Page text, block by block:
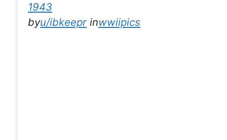
1943
byu/ibkeepr inwwiipics